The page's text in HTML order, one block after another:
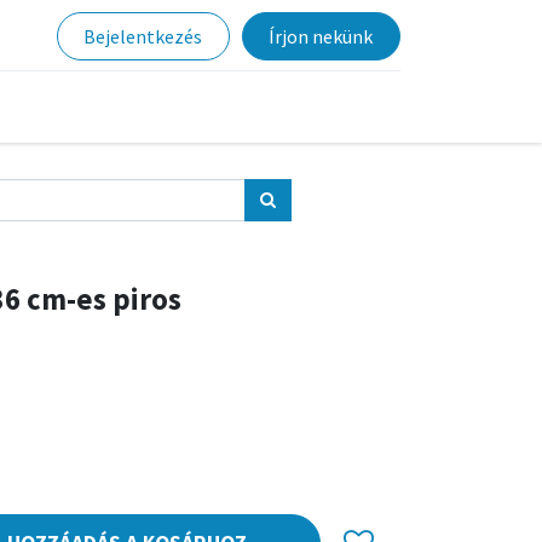
Bejelentkezés Írjon nekünk
cm-es piros